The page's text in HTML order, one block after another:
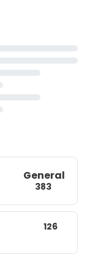
General
383
126